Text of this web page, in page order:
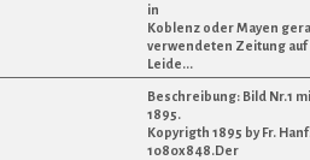
in
Koblenz oder Mayen
verwendeten Zeitung
Leide...
Beschreibung: Bild Nr.1
1895.
Kopyrigth 1895 by Fr.
1080x848.Der